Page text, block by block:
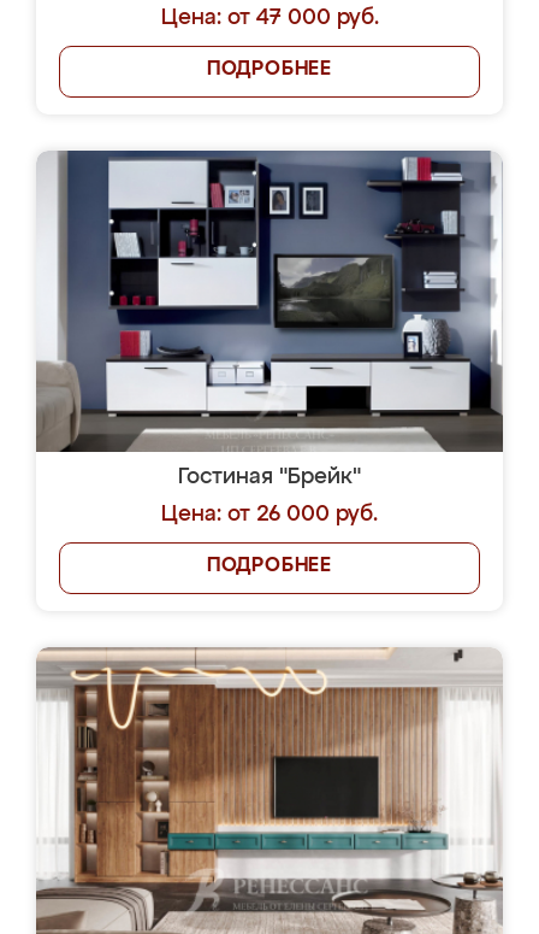
Цена: от 47 000 руб.
ПОДРОБНЕЕ
Гостиная "Брейк"
Цена: от 26 000 руб.
ПОДРОБНЕЕ